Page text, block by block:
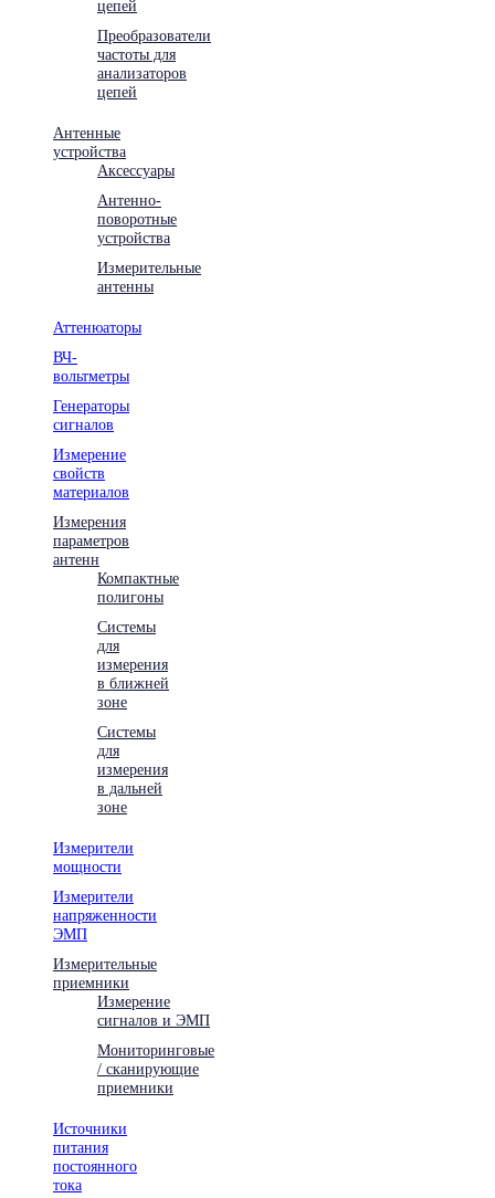
цепей
Преобразователи
частоты для
анализаторов
цепей
Антенные
устройства
Аксессуары
Антенно-
поворотные
устройства
Измерительные
антенны
Аттенюаторы
ВЧ-
вольтметры
Генераторы
сигналов
Измерение
свойств
материалов
Измерения
параметров
антенн
Компактные
полигоны
Системы
для
измерения
в ближней
зоне
Системы
для
измерения
в дальней
зоне
Измерители
мощности
Измерители
напряженности
ЭМП
Измерительные
приемники
Измерение
сигналов и ЭМП
Мониторинговые
/ сканирующие
приемники
Источники
питания
постоянного
тока